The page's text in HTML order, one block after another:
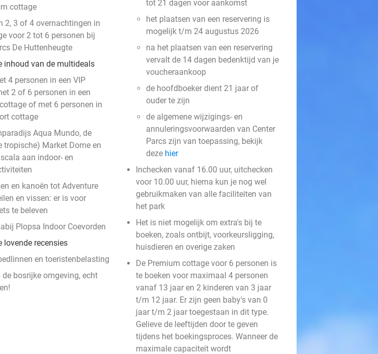
cottage
2, 3 of 4 overnachtingen in
voor 2 tot 6 personen bij
De Huttenheugte
inhoud van de multideals
4 personen in een VIP
2 of 6 personen in een
of met 6 personen in
cottage
Aqua Mundo, de
tropische) Market Dome en
aan indoor- en
en kanoën tot Adventure
en vissen: er is voor
te beleven
Plopsa Indoor Coevorden
lovende recensies
en toeristenbelasting
de bosrijke omgeving, echt
tot 21 dagen voor aankomst
het plaatsen van een reservering is
mogelijk t/m 24 augustus 2026
na het plaatsen van een reservering
vervalt de 14 dagen bedenktijd van je
voucheraankoop
de hoofdboeker dient 21 jaar of
ouder te zijn
de algemene wijzigings- en
annuleringsvoorwaarden van Center
Parcs zijn van toepassing, bekijk
deze hier
Inchecken vanaf 16.00 uur, uitchecken
voor 10.00 uur, hierna kun je nog wel
gebruikmaken van alle faciliteiten van
het park
Het is niet mogelijk om extra's bij te
boeken, zoals ontbijt, voorkeursligging,
huisdieren en overige zaken
De Premium cottage voor 6 personen is
te boeken voor maximaal 4 personen
vanaf 13 jaar en 2 kinderen van 3 jaar
t/m 12 jaar. Er zijn geen baby's van 0
jaar t/m 2 jaar toegestaan in dit type.
Gelieve de leeftijden door te geven
tijdens het boekingsproces. Wanneer de
maximale capaciteit wordt